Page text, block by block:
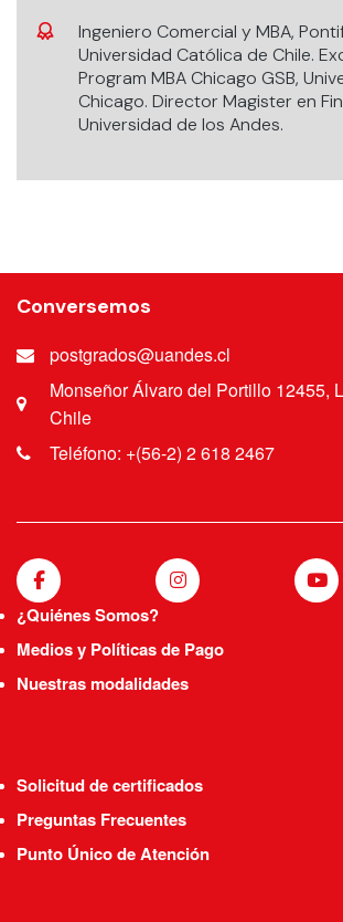
Ingeniero Comercial y MBA,
Universidad Católica de Chile.
Program MBA Chicago GSB,
Chicago. Director Magister en
Universidad de los Andes.
Conversemos
postgrados@uandes.cl
Monseñor Álvaro del Portillo 12455,
Chile
Teléfono: +(56-2) 2 618 2467
¿Quiénes Somos?
Medios y Políticas de Pago
Nuestras modalidades
Solicitud de certificados
Preguntas Frecuentes
Punto Único de Atención